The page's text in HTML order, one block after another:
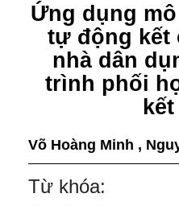
Ứng dụng
tự động kết
nhà dân
trình phối
Võ Hoàng Minh ,
Từ khóa: